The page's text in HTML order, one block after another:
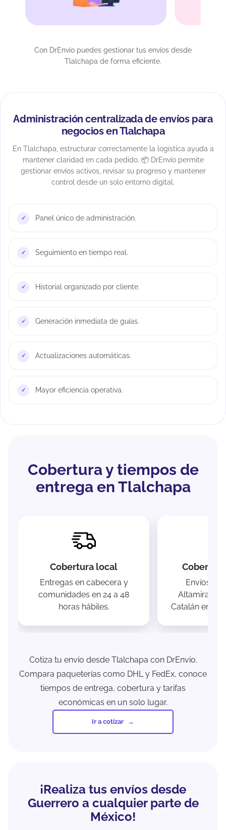
Con DrEnvío puedes gestionar tus envíos desde
Tlalchapa de forma eficiente.
Administración centralizada de envíos para
negocios en Tlalchapa
En Tlalchapa, estructurar correctamente la logística ayuda a
mantener claridad en cada pedido. 📦 DrEnvío permite
gestionar envíos activos, revisar su progreso y mantener
control desde un solo entorno digital.
Panel único de administración.
Seguimiento en tiempo real.
Historial organizado por cliente.
Generación inmediata de guías.
Actualizaciones automáticas.
Mayor eficiencia operativa.
Cobertura y tiempos de
entrega en Tlalchapa
Cobertura local
Entregas en cabecera y
comunidades en 24 a 48
horas hábiles.
Envíos
Altamirano
Catalán en 1 a
Cotiza tu envío desde Tlalchapa con DrEnvío.
Compara paqueterías como DHL y FedEx, conoce
tiempos de entrega, cobertura y tarifas
económicas en un solo lugar.
Ir a cotizar
¡Realiza tus envíos desde
Guerrero a cualquier parte de
México!